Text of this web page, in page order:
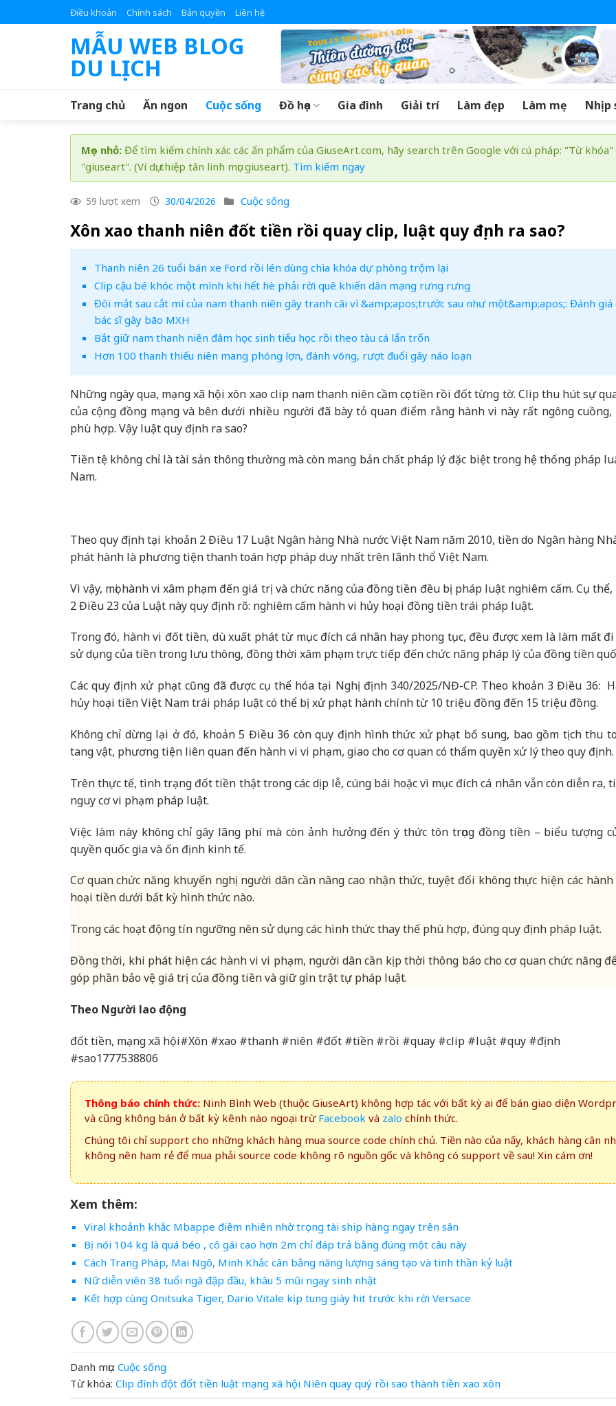
to
Điều khoản Chính sách Bản quyền Liên hệ
MẪU WEB BLOG
DU LỊCH
Trang chủ Ăn ngon Cuộc sống Đồ họa Gia đình Giải trí Làm đẹp Làm mẹ Nhịp
Mẹo nhỏ: Để tìm kiếm chính xác các ấn phẩm của GiuseArt.com, hãy search trên Google với cú pháp: "Từ khóa"
"giuseart". (Ví dụ: thiệp tân linh mục giuseart). Tìm kiếm ngay
59 lượt xem 30/04/2026 Cuộc sống
Xôn xao thanh niên đốt tiền rồi quay clip, luật quy định ra sao?
Thanh niên 26 tuổi bán xe Ford rồi lén dùng chìa khóa dự phòng trộm lại
Clip cậu bé khóc một mình khi hết hè phải rời quê khiến dân mạng rưng rưng
Đôi mắt sau cắt mí của nam thanh niên gây tranh cãi vì &amp;apos;trước sau như một&amp;apos;: Đánh giá
bác sĩ gây bão MXH
Bắt giữ nam thanh niên đâm học sinh tiểu học rồi theo tàu cá lẩn trốn
Hơn 100 thanh thiếu niên mang phóng lợn, đánh võng, rượt đuổi gây náo loạn
Những ngày qua, mạng xã hội xôn xao clip nam thanh niên cầm cọc tiền rồi đốt từng tờ. Clip thu hút sự
của cộng đồng mạng và bên dưới nhiều người đã bày tỏ quan điểm rằng hành vi này rất ngông cuồng,
phù hợp. Vậy luật quy định ra sao?
Tiền tệ không chỉ là tài sản thông thường mà còn mang bản chất pháp lý đặc biệt trong hệ thống pháp
Nam.
Theo quy định tại khoản 2 Điều 17 Luật Ngân hàng Nhà nước Việt Nam năm 2010, tiền do Ngân hàng
phát hành là phương tiện thanh toán hợp pháp duy nhất trên lãnh thổ Việt Nam.
Vì vậy, mọi hành vi xâm phạm đến giá trị và chức năng của đồng tiền đều bị pháp luật nghiêm cấm. Cụ
2 Điều 23 của Luật này quy định rõ: nghiêm cấm hành vi hủy hoại đồng tiền trái pháp luật.
Trong đó, hành vi đốt tiền, dù xuất phát từ mục đích cá nhân hay phong tục, đều được xem là làm mất
sử dụng của tiền trong lưu thông, đồng thời xâm phạm trực tiếp đến chức năng pháp lý của đồng tiền
Các quy định xử phạt cũng đã được cụ thể hóa tại Nghị định 340/2025/NĐ-CP. Theo khoản 3 Điều 36:
hủy hoại tiền Việt Nam trái pháp luật có thể bị xử phạt hành chính từ 10 triệu đồng đến 15 triệu đồng.
Không chỉ dừng lại ở đó, khoản 5 Điều 36 còn quy định hình thức xử phạt bổ sung, bao gồm tịch thu
tang vật, phương tiện liên quan đến hành vi vi phạm, giao cho cơ quan có thẩm quyền xử lý theo quy định.
Trên thực tế, tình trạng đốt tiền thật trong các dịp lễ, cúng bái hoặc vì mục đích cá nhân vẫn còn diễn ra,
nguy cơ vi phạm pháp luật.
Việc làm này không chỉ gây lãng phí mà còn ảnh hưởng đến ý thức tôn trọng đồng tiền – biểu tượng
quyền quốc gia và ổn định kinh tế.
Cơ quan chức năng khuyến nghị người dân cần nâng cao nhận thức, tuyệt đối không thực hiện các
hoại tiền dưới bất kỳ hình thức nào.
Trong các hoạt động tín ngưỡng nên sử dụng các hình thức thay thế phù hợp, đúng quy định pháp luật.
Đồng thời, khi phát hiện các hành vi vi phạm, người dân cần kịp thời thông báo cho cơ quan chức năng
góp phần bảo vệ giá trị của đồng tiền và giữ gìn trật tự pháp luật.
Theo Người lao động
đốt tiền, mạng xã hội#Xôn #xao #thanh #niên #đốt #tiền #rồi #quay #clip #luật #quy #định
#sao1777538806
Thông báo chính thức: Ninh Bình Web (thuộc GiuseArt) không hợp tác với bất kỳ ai để bán giao diện
và cũng không bán ở bất kỳ kênh nào ngoại trừ Facebook và zalo chính thức.
Chúng tôi chỉ support cho những khách hàng mua source code chính chủ. Tiền nào của nấy, khách hàng cân
không nên ham rẻ để mua phải source code không rõ nguồn gốc và không có support về sau! Xin cám ơn!
Xem thêm:
Viral khoảnh khắc Mbappe điềm nhiên nhờ trọng tài ship hàng ngay trên sân
Bị nói 104 kg là quá béo , cô gái cao hơn 2m chỉ đáp trả bằng đúng một câu này
Cách Trang Pháp, Mai Ngô, Minh Khắc cân bằng năng lượng sáng tạo và tinh thần kỷ luật
Nữ diễn viên 38 tuổi ngã đập đầu, khâu 5 mũi ngay sinh nhật
Kết hợp cùng Onitsuka Tiger, Dario Vitale kịp tung giày hit trước khi rời Versace
Danh mục: Cuộc sống
Từ khóa: Clip đính đột đốt tiền luật mạng xã hội Niên quay quý rồi sao thành tiền xao xôn